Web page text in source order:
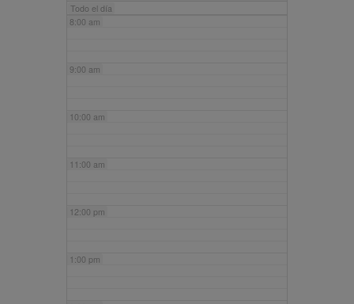
Todo el día
8:00 am
9:00 am
10:00 am
11:00 am
12:00 pm
1:00 pm